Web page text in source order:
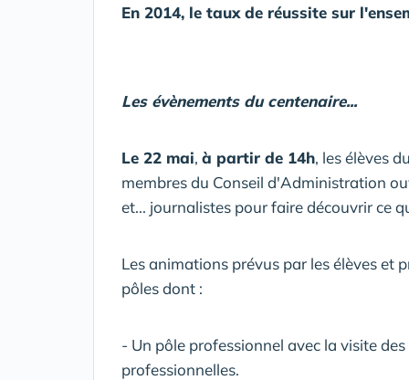
En 2014, le taux de réussite sur
Les évènements du centenaire...
Le 22 mai, à partir de 14h, les élèves
membres du Conseil d'Administration
et... journalistes pour faire découvrir ce
Les animations prévus par les élèves et
pôles dont :
- Un pôle professionnel avec la visite
professionnelles.